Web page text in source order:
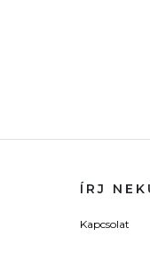
ÍRJ
Kapcsolat